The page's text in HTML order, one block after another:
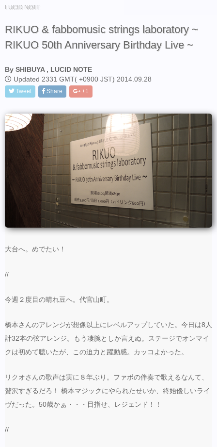
LUCID NOTE
RIKUO & fabbomusic strings laboratory ~
RIKUO 50th Anniversary Birthday Live ~
By SHIBUYA , LUCID NOTE
Updated 2331 GMT( +0900 JST) 2014.09.28
Tweet Share +1
大台へ。めでたい！
//
今週２度目の晴れ豆へ。代官山町。
橋本さんのアレンジが想像以上にレベルアップしていた。今日は8人
計32本の弦アレンジ。もう凄腕としか言えぬ。ステージでオンマイ
クは初めて聴いたが、この迫力と躍動感。カッコよかった。
リクオさんの歌声は実に８年ぶり。ファボの伴奏で歌えるなんて、
贅沢すぎるだろ！ 橋本マジックにやられたせいか、終始優しいライ
ヴだった。50歳かぁ・・・目指せ、レジェンド！！
//